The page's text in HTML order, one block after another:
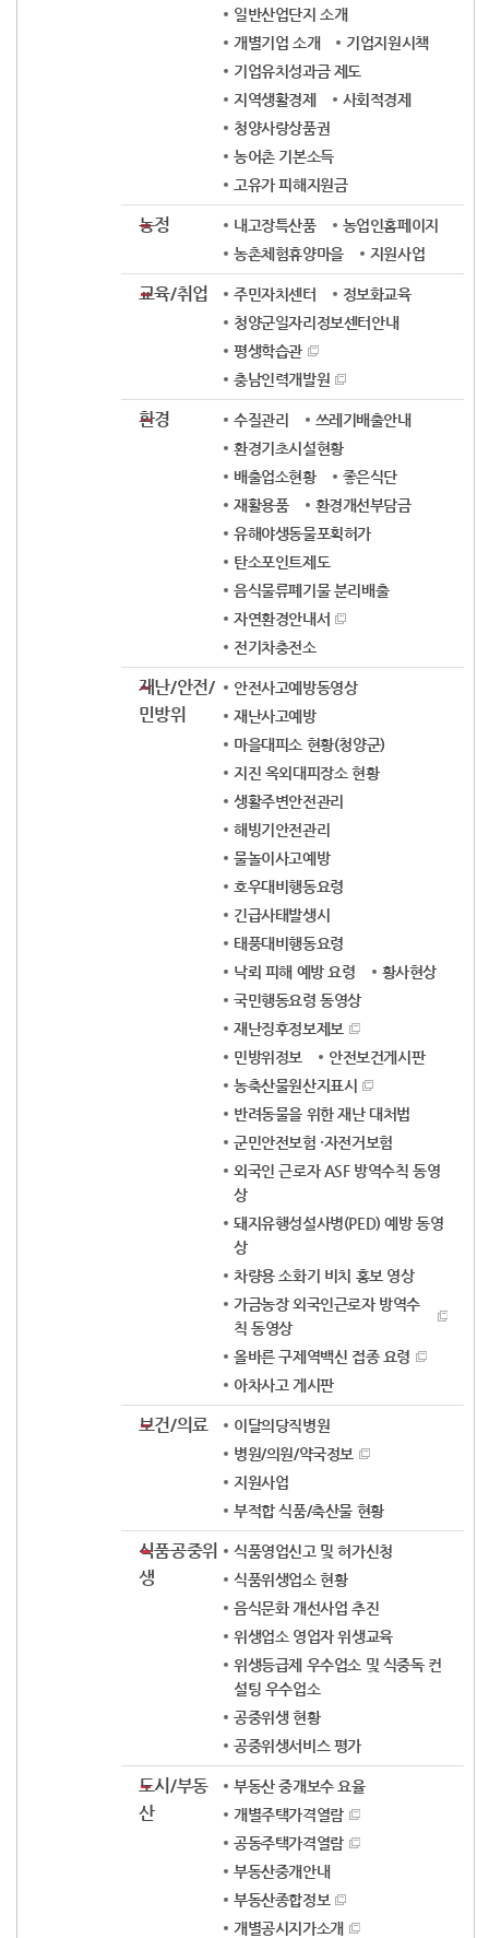
일반산업단지 소개
개별기업 소개
기업지원시책
기업유치성과금 제도
지역생활경제
사회적경제
청양사랑상품권
농어촌 기본소득
고유가 피해지원금
농정 내고장특산품
농업인홈페이지
농촌체험휴양마을
지원사업
교육/취업 주민자치센터
정보화교육
청양군일자리정보센터안내
평생학습관
충남인력개발원
환경 수질관리
쓰레기배출안내
환경기초시설현황
배출업소현황
좋은식단
재활용품
환경개선부담금
유해야생동물포획허가
탄소포인트제도
음식물류폐기물 분리배출
자연환경안내서
전기차충전소
재난/안전/
민방위
안전사고예방동영상
재난사고예방
마을대피소 현황(청양군)
지진 옥외대피장소 현황
생활주변안전관리
해빙기안전관리
물놀이사고예방
호우대비행동요령
긴급사태발생시
태풍대비행동요령
낙뢰 피해 예방 요령
황사현상
국민행동요령 동영상
재난징후정보제보
민방위정보
안전보건게시판
농축산물원산지표시
반려동물을 위한 재난 대처법
군민안전보험 ·자전거보험
외국인 근로자 ASF 방역수칙 동영
상
돼지유행성설사병(PED) 예방 동영
상
차량용 소화기 비치 홍보 영상
가금농장 외국인근로자 방역수
칙 동영상
올바른 구제역백신 접종 요령
아차사고 게시판
보건/의료
이달의당직병원
병원/의원/약국정보
지원사업
부적합 식품/축산물 현황
식품공중위
생
식품영업신고 및 허가신청
식품위생업소 현황
음식문화 개선사업 추진
위생업소 영업자 위생교육
위생등급제 우수업소 및 식중독 컨
설팅 우수업소
공중위생 현황
공중위생서비스 평가
도시/부동
산
부동산 중개보수 요율
개별주택가격열람
공동주택가격열람
부동산중개안내
부동산종합정보
개별공시지가소개